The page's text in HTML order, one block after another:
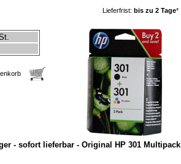
Lieferfrist: bis zu 2 Tage*
- sofort lieferbar - Original HP 301 Multipack